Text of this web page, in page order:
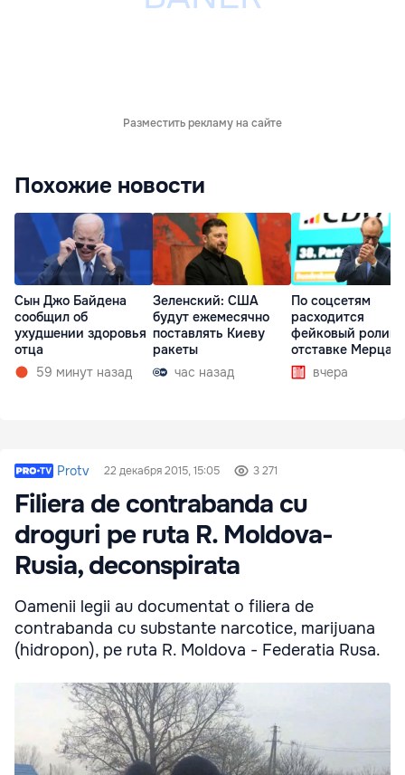
Разместить рекламу на сайте
Похожие новости
Сын Джо Байдена
сообщил об
ухудшении здоровья
отца
59 минут назад
Зеленский: США
будут ежемесячно
поставлять Киеву
ракеты
час назад
По соцсетям
расходится
фейковый ролик
отставке Мерца
вчера
Protv 22 декабря 2015, 15:05 3 271
Filiera de contrabanda cu
droguri pe ruta R. Moldova-
Rusia, deconspirata
Oamenii legii au documentat o filiera de
contrabanda cu substante narcotice, marijuana
(hidropon), pe ruta R. Moldova - Federatia Rusa.